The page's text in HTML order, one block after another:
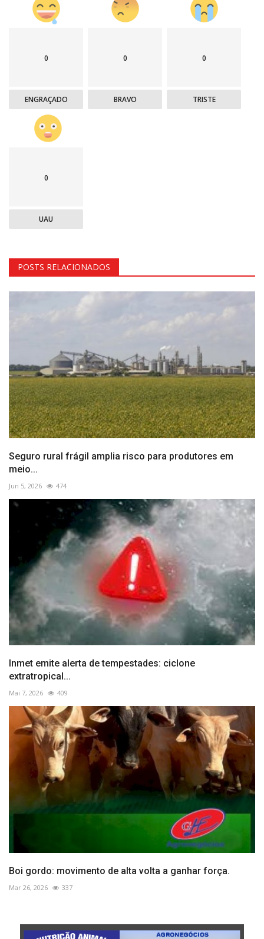
0
ENGRAÇADO
0
BRAVO
0
TRISTE
0
UAU
POSTS RELACIONADOS
Seguro rural frágil amplia risco para produtores em
meio...
Jun 5, 2026 474
Inmet emite alerta de tempestades: ciclone
extratropical...
Mai 7, 2026 409
Boi gordo: movimento de alta volta a ganhar força.
Mar 26, 2026 337